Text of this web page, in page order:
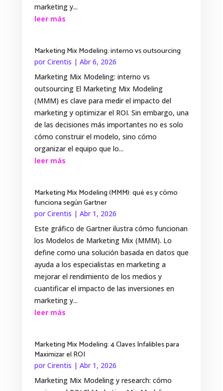
marketing y...
leer más
Marketing Mix Modeling: interno vs outsourcing
porCirentis | Abr 6, 2026
Marketing Mix Modeling: interno vs
outsourcing El Marketing Mix Modeling
(MMM) es clave para medir el impacto del
marketing y optimizar el ROI. Sin embargo, una
de las decisiones más importantes no es solo
cómo construir el modelo, sino cómo
organizar el equipo que lo...
leer más
Marketing Mix Modeling (MMM): qué es y cómo
funciona según Gartner
porCirentis | Abr 1, 2026
Este gráfico de Gartner ilustra cómo funcionan
los Modelos de Marketing Mix (MMM). Lo
define como una solución basada en datos que
ayuda a los especialistas en marketing a
mejorar el rendimiento de los medios y
cuantificar el impacto de las inversiones en
marketing y...
leer más
Marketing Mix Modeling: 4 Claves Infalibles para
Maximizar el ROI
porCirentis | Abr 1, 2026
Marketing Mix Modeling y research: cómo